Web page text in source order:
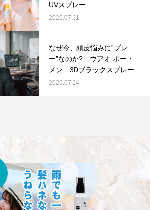
UVスプレー
2026.07.31
なぜ今、頭皮悩みに”プレ
ー”なのか? ウアオ ボー・
メン 3Dブラックスプレー
2026.07.24